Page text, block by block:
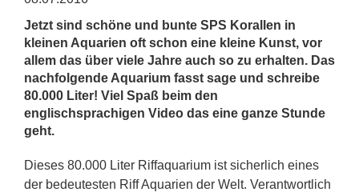
Jetzt sind schöne und bunte SPS Korallen in
kleinen Aquarien oft schon eine kleine Kunst, vor
allem das über viele Jahre auch so zu erhalten. Das
nachfolgende Aquarium fasst sage und schreibe
80.000 Liter! Viel Spaß beim den
englischsprachigen Video das eine ganze Stunde
geht.
Dieses 80.000 Liter Riffaquarium ist sicherlich eines
der bedeutesten Riff Aquarien der Welt. Verantwortlich